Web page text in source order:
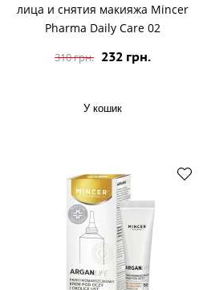
лица и снятия макияжа Mincer
Pharma Daily Care 02
310 грн. 232 грн.
У кошик